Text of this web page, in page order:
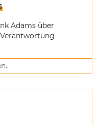
Adams über